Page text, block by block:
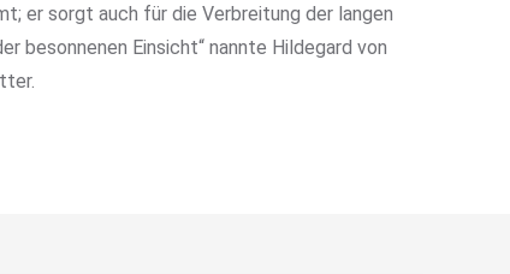
er sorgt auch für die Verbreitung der langen
besonnenen Einsicht“ nannte Hildegard von